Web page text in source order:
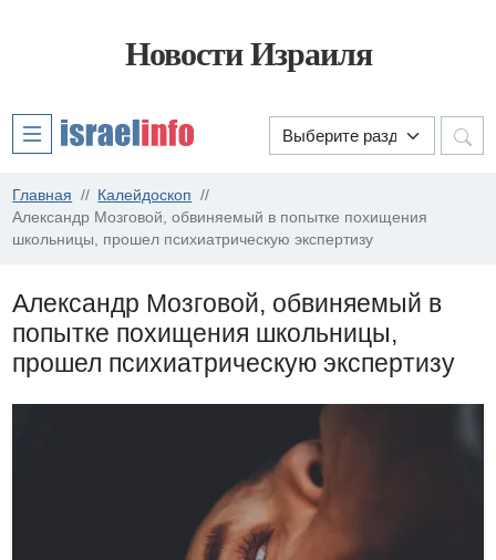
Новости Израиля
Главная
Калейдоскоп
Александр Мозговой, обвиняемый в попытке похищения
школьницы, прошел психиатрическую экспертизу
Александр Мозговой, обвиняемый в
попытке похищения школьницы,
прошел психиатрическую экспертизу